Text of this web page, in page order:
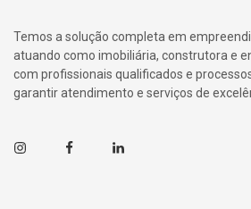
Temos a solução completa em
atuando como imobiliária, construtora e
com profissionais qualificados e
garantir atendimento e serviços de
InstagramFacebookLinkedin